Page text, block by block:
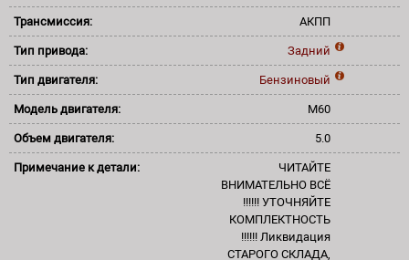
Трансмиссия: АКПП
Тип привода: Задний
Тип двигателя: Бензиновый
Модель двигателя: M60
Объем двигателя: 5.0
Примечание к детали:
ЧИТАЙТЕ
ВНИМАТЕЛЬНО ВСЁ
!!!!!! УТОЧНЯЙТЕ
КОМПЛЕКТНОСТЬ
!!!!!! Ликвидация
СТАРОГО СКЛАДА,